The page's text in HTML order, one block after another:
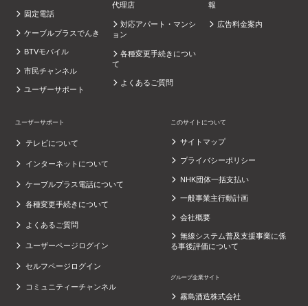
固定電話
ケーブルプラスでんき
BTVモバイル
市民チャンネル
ユーザーサポート
代理店
対応アパート・マンシ
ョン
各種変更手続きについ
て
よくあるご質問
報
広告料金案内
ユーザーサポート
テレビについて
インターネットについて
ケーブルプラス電話について
各種変更手続きについて
よくあるご質問
ユーザーページログイン
セルフページログイン
コミュニティーチャンネル
このサイトについて
サイトマップ
プライバシーポリシー
NHK団体一括支払い
一般事業主行動計画
会社概要
無線システム普及支援事業に係
る事後評価について
グループ企業サイト
霧島酒造株式会社